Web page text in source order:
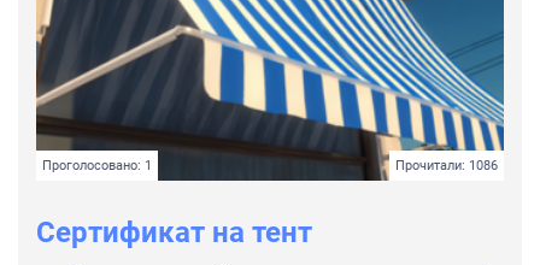
Проголосовано: 1 Прочитали: 1086
Сертификат на тент